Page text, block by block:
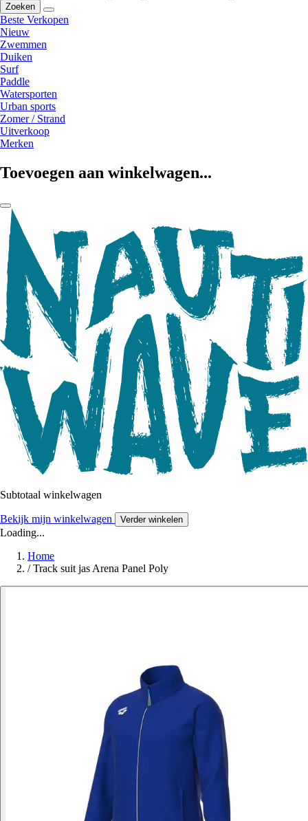
Zoeken
Beste Verkopen
Nieuw
Zwemmen
Duiken
Surf
Paddle
Watersporten
Urban sports
Zomer / Strand
Uitverkoop
Merken
Toevoegen aan winkelwagen...
Subtotaal winkelwagen
Bekijk mijn winkelwagen Verder winkelen
Loading...
Home
/ Track suit jas Arena Panel Poly